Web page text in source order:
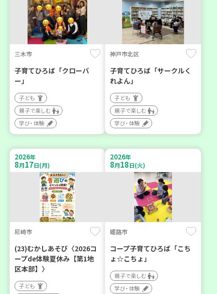
三木市
子育てひろば「クローバ
ー」
子ども
親子で楽しむ
学び・体験
神戸市北区
子育てひろば「サークルく
れよん」
子ども
親子で楽しむ
学び・体験
2026年
8月17日(月)
尼崎市
(23)むかしあそび〈2026コ
ープde体験夏休み【第1地
区本部】〉
子ども
2026年
8月18日(火)
姫路市
コープ子育てひろば「こち
ょ☆こちょ」
親子で楽しむ
学び・体験